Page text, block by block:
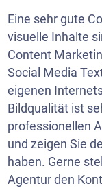
Eine sehr gute
visuelle Inhalte
Content
Social Media
eigenen
Bildqualität ist
professionellen
und zeigen Sie
haben. Gerne
Agentur den